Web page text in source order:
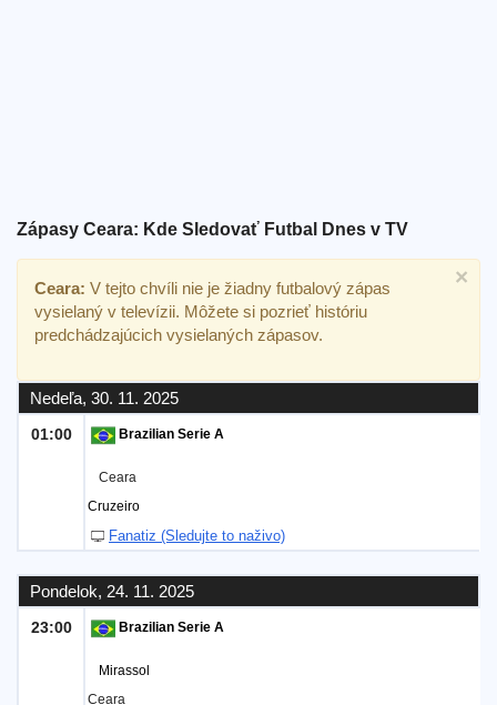
Zápasy Ceara: Kde Sledovať Futbal Dnes v TV
×
Ceara: V tejto chvíli nie je žiadny futbalový zápas
vysielaný v televízii. Môžete si pozrieť históriu
predchádzajúcich vysielaných zápasov.
Nedeľa, 30. 11. 2025
01:00 Brazilian Serie A
Ceara
Cruzeiro
Fanatiz (Sledujte to naživo)
Pondelok, 24. 11. 2025
23:00 Brazilian Serie A
Mirassol
Ceara